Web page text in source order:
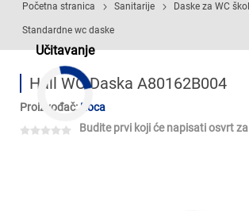
Učitavanje
Početna stranica Sanitarije Daske za WC
Standardne wc daske
Hall WC Daska A80162B004
Proizvođač: Roca
Budite prvi koji će napisati osvrt